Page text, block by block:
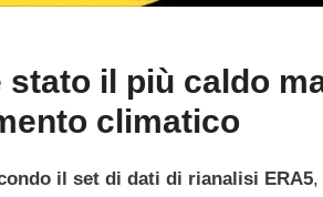
stato il più caldo
climatico
il set di dati di rianalisi ERA5,